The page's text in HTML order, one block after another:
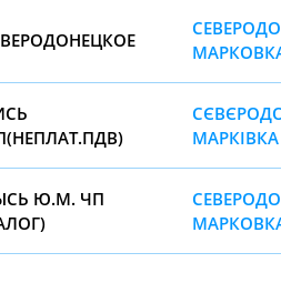
Ю.М. ЧП